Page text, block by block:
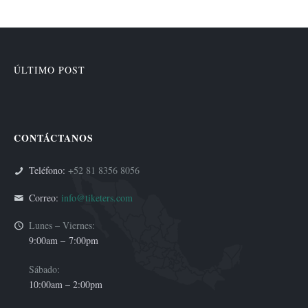
ÚLTIMO POST
CONTÁCTANOS
Teléfono: +52 81 8356 8056
Correo: info@tiketers.com
Lunes – Viernes:
9:00am – 7:00pm
Sábado:
10:00am – 2:00pm